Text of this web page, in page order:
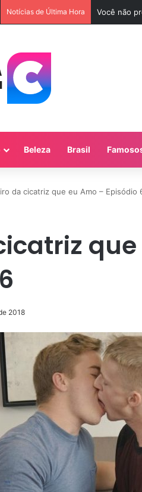
Notícias de Última Hora Você não
Beleza Brasil
da cicatriz que eu Amo – Episódio
2018